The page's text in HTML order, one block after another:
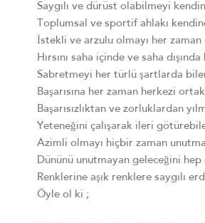
Saygılı ve dürüst olabilmeyi
Toplumsal ve sportif ahlakı
İstekli ve arzulu olmayı her zaman
Hırsını saha içinde ve saha
Sabretmeyi her türlü şartlarda
Başarısına her zaman herkezi
Başarısızlıktan ve zorluklardan
Yeteneğini çalışarak ileri
Azimli olmayı hiçbir zaman
Dününü unutmayan geleceğini hep
Renklerine aşık renklere saygılı
Öyle ol ki ;